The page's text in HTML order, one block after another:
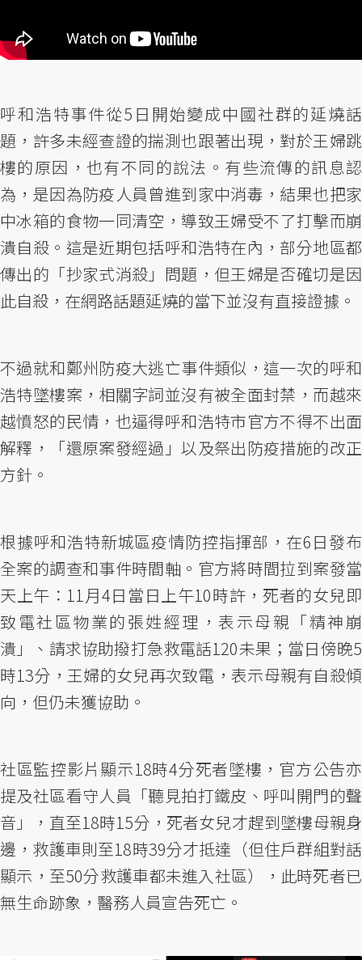
呼和浩特事件從5日開始變成中國社群的延燒話
題，許多未經查證的揣測也跟著出現，對於王婦跳
樓的原因，也有不同的說法。有些流傳的訊息認
為，是因為防疫人員曾進到家中消毒，結果也把家
中冰箱的食物一同清空，導致王婦受不了打擊而崩
潰自殺。這是近期包括呼和浩特在內，部分地區都
傳出的「抄家式消殺」問題，但王婦是否確切是因
此自殺，在網路話題延燒的當下並沒有直接證據。
不過就和鄭州防疫大逃亡事件類似，這一次的呼和
浩特墜樓案，相關字詞並沒有被全面封禁，而越來
越憤怒的民情，也逼得呼和浩特市官方不得不出面
解釋，「還原案發經過」以及祭出防疫措施的改正
方針。
根據呼和浩特新城區疫情防控指揮部，在6日發布
全案的調查和事件時間軸。官方將時間拉到案發當
天上午：11月4日當日上午10時許，死者的女兒即
致電社區物業的張姓經理，表示母親「精神崩
潰」、請求協助撥打急救電話120未果；當日傍晚5
時13分，王婦的女兒再次致電，表示母親有自殺傾
向，但仍未獲協助。
社區監控影片顯示18時4分死者墜樓，官方公告亦
提及社區看守人員「聽見拍打鐵皮、呼叫開門的聲
音」，直至18時15分，死者女兒才趕到墜樓母親身
邊，救護車則至18時39分才抵達（但住戶群組對話
顯示，至50分救護車都未進入社區），此時死者已
無生命跡象，醫務人員宣告死亡。